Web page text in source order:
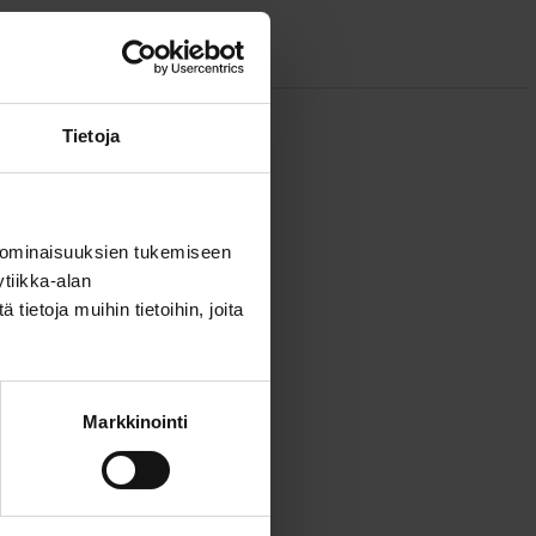
Tietoja
tukemiseen
alan
tietoja muihin tietoihin, joita
Markkinointi